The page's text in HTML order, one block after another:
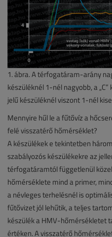
1. ábra. A térfogatáram-arány
készüléknél 1-nél nagyobb, a
jelű készüléknél viszont 1-nél
Mennyire hűl le a fűtővíz a
felé visszatérő hőmérséklet?
A készülékek e tekintetben
szabályozós készülékekre az
térfogatáramtól függetlenül
hőmérséklete mind a primer,
a névleges terhelésnél is
fűtővizet jól lehűtik, a teljes
készülék a HMV-hőmérsékletet
értéken. A visszatérő